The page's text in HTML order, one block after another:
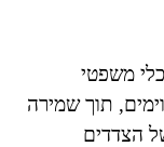
משפטי
תוך שמירה
הצדדים